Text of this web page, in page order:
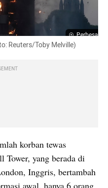
Perbesar
Reuters/Toby Melville)
korban tewas
Tower, yang berada di
Inggris, bertambah
awal, hanya 6 orang